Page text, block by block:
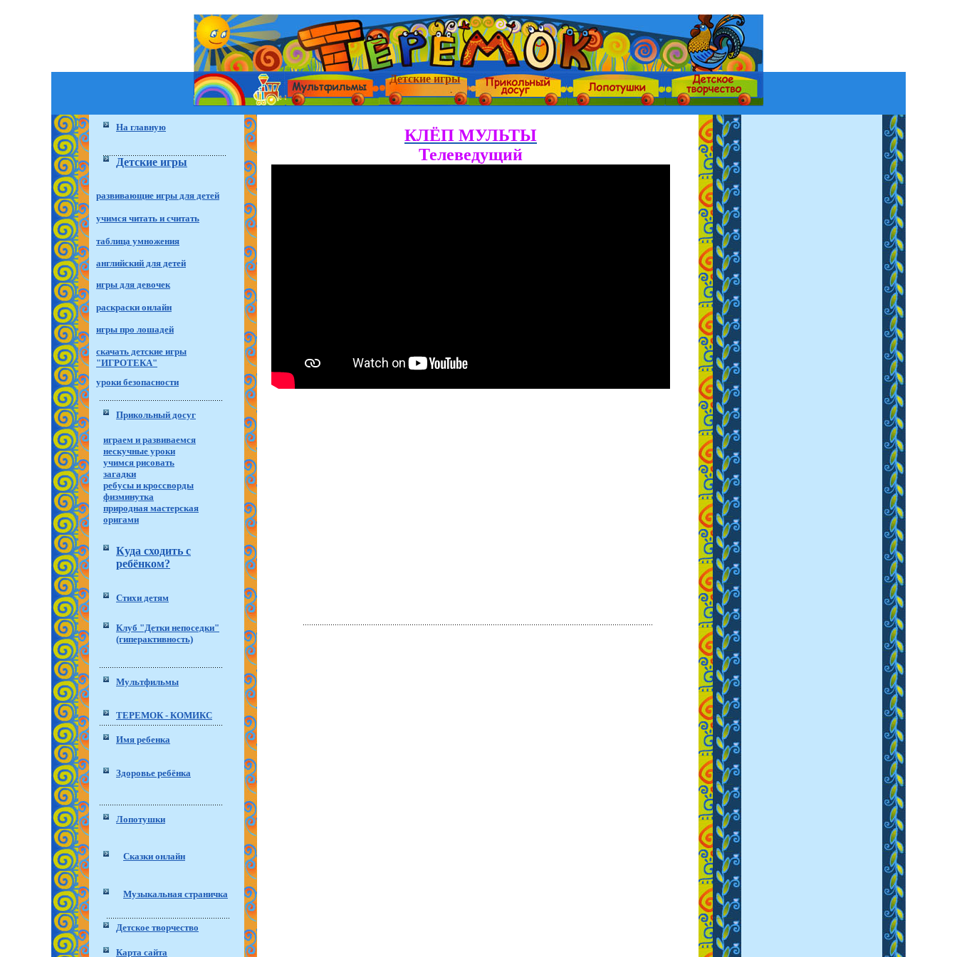
Детские игры
На главную
Детские игры
развивающие игры для детей
учимся читать и считать
таблица умножения
английский для детей
игры для девочек
раскраски онлайн
игры про лошадей
скачать детские игры
"ИГРОТЕКА"
уроки безопасности
Прикольный досуг
играем и развиваемся
нескучные уроки
учимся рисовать
загадки
ребусы и кроссворды
физминутка
природная мастерская
оригами
Куда сходить с
ребёнком?
Стихи детям
Клуб "Детки непоседки"
(гиперактивность)
Мультфильмы
ТЕРЕМОК - КОМИКС
Имя ребенка
Здоровье ребёнка
Лопотушки
Сказки онлайн
Музыкальная страничка
Детское творчество
Карта сайта
КЛЁП МУЛЬТЫ
Телеведущий